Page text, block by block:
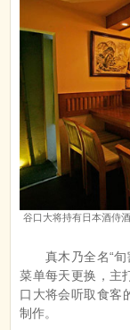
谷口大将持有日本酒侍
真木乃全名“
菜单每天更换，主
口大将会听取食客
制作。